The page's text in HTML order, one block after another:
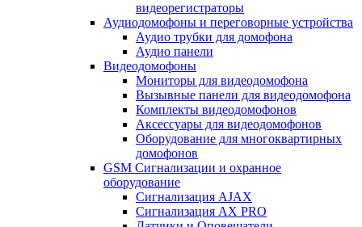
видеорегистраторы
Аудиодомофоны и переговорные устройства
Аудио трубки для домофона
Аудио панели
Видеодомофоны
Мониторы для видеодомофона
Вызывные панели для видеодомофона
Комплекты видеодомофонов
Аксессуары для видеодомофонов
Оборудование для многоквартирных
домофонов
GSM Сигнализации и охранное
оборудование
Сигнализация AJAX
Сигнализация AX PRO